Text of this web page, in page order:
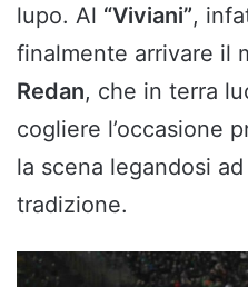
lupo. Al “Viviani”,
finalmente arrivare il
Redan, che in terra
cogliere l’occasione
la scena legandosi
tradizione.